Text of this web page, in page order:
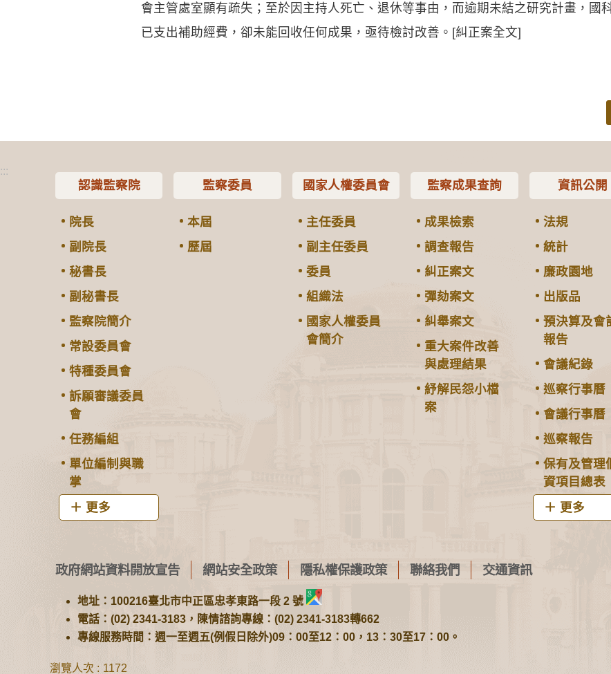
會主管處室顯有疏失；至於因主持人死亡、退休等事由，而逾期未結之研究計畫，國
已支出補助經費，卻未能回收任何成果，亟待檢討改善。[糾正案全文]
:::
認識監察院
院長
副院長
秘書長
副秘書長
監察院簡介
常設委員會
特種委員會
訴願審議委員
會
任務編組
單位編制與職
掌
更多
監察委員
本屆
歷屆
國家人權委員會
主任委員
副主任委員
委員
組織法
國家人權委員
會簡介
監察成果查詢
成果檢索
調查報告
糾正案文
彈劾案文
糾舉案文
重大案件改善
與處理結果
紓解民怨小檔
案
資訊公開
法規
統計
廉政園地
出版品
預決算及會
報告
會議紀錄
巡察行事曆
會議行事曆
巡察報告
保有及管理
資項目總表
更多
政府網站資料開放宣告 網站安全政策 隱私權保護政策 聯絡我們 交通資訊
地址：100216臺北市中正區忠孝東路一段 2 號
電話：(02) 2341-3183，陳情諮詢專線：(02) 2341-3183轉662
專線服務時間：週一至週五(例假日除外)09：00至12：00，13：30至17：00。
瀏覽人次 1172